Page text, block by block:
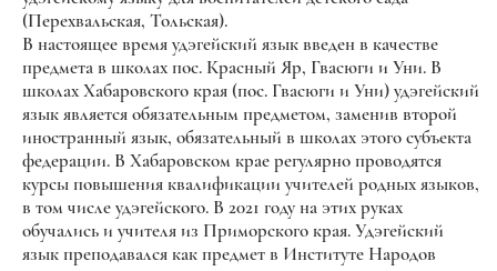
(Перехвальская, Тольская).
В настоящее время удэгейский язык введен в качестве
предмета в школах пос. Красный Яр, Гвасюги и Уни. В
школах Хабаровского края (пос. Гвасюги и Уни) удэгейский
язык является обязательным предметом, заменив второй
иностранный язык, обязательный в школах этого субъекта
федерации. В Хабаровском крае регулярно проводятся
курсы повышения квалификации учителей родных языков,
в том числе удэгейского. В 2021 году на этих руках
обучались и учителя из Приморского края. Удэгейский
язык преподавался как предмет в Институте Народов